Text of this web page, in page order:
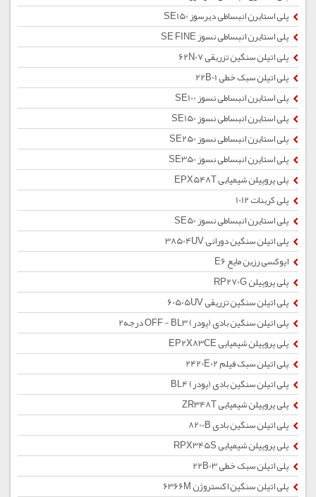
پلی استایرن انبساطی دیرسوز SE150
پلی استایرن انبساطی نسوز SE FINE
پلی اتیلن سنگین تزریقی 62N07
پلی اتیلن سبک خطی 22B01
پلی استایرن انبساطی نسوز SE100
پلی استایرن انبساطی نسوز SE150
پلی استایرن انبساطی نسوز SE250
پلی استایرن انبساطی نسوز SE350
پلی پروپیلن شیمیایی EPX548T
پلی کربنات 1012
پلی استایرن انبساطی نسوز SE50
پلی اتیلن سنگین دورانی 38504UV
اپوکسی رزین مایع E6
پلی پروپیلن RP270G
پلی اتیلن سنگین تزریقی 60505UV
پلی اتیلن سنگین بادی (پودر) OFF - BL3 درجه2
پلی پروپیلن شیمیایی EP2X83CE
پلی اتیلن سبک فیلم 2420E02
پلی اتیلن سنگین بادی (پودر) BL4
پلی پروپیلن شیمیایی ZR348T
پلی اتیلن سنگین بادی 8200B
پلی پروپیلن شیمیایی RPX345S
پلی اتیلن سبک خطی 22B03
پلی اتیلن سنگین اکستروژن 6366M